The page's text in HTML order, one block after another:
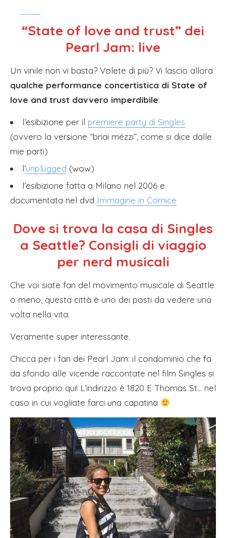
“State of love and trust” dei
Pearl Jam: live
Un vinile non vi basta? Volete di più? Vi lascio allora
qualche performance concertistica di State of
love and trust davvero imperdibile:
l’esibizione per il premiere party di Singles
(ovvero la versione “briai mézzi”, come si dice dalle
mie parti)
l’unplugged (wow)
l’esibizione fatta a Milano nel 2006 e
documentata nel dvd Immagine in Cornice
Dove si trova la casa di Singles
a Seattle? Consigli di viaggio
per nerd musicali
Che voi siate fan del movimento musicale di Seattle
o meno, questa città è uno dei posti da vedere una
volta nella vita.
Veramente super interessante.
Chicca per i fan dei Pearl Jam: il condominio che fa
da sfondo alle vicende raccontate nel film Singles si
trova proprio qui! L’indirizzo è 1820 E Thomas St… nel
caso in cui vogliate farci una capatina